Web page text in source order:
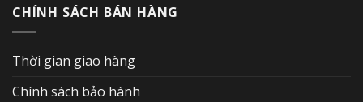
CHÍNH SÁCH BÁN HÀNG
Thời gian giao hàng
Chính sách bảo hành